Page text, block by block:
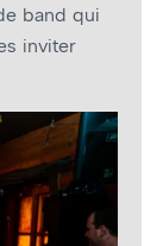
band qui
inviter